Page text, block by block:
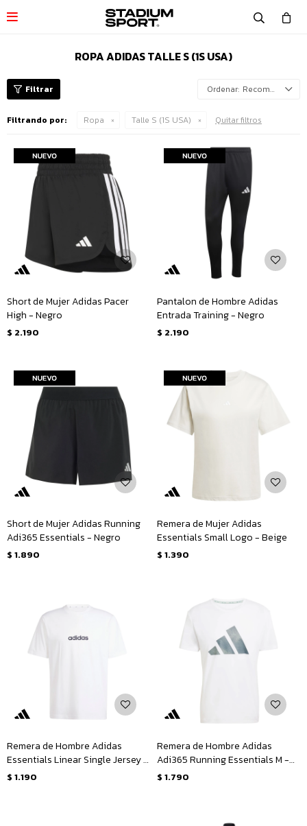

ROPA ADIDAS TALLE S (1S USA)
Recomendados
Filtrando por: Ropa Talle S (1S USA) Quitar filtros
Short de Mujer Adidas Pacer
High - Negro
$ 2.190
Pantalon de Hombre Adidas
Entrada Training - Negro
$ 2.190
Short de Mujer Adidas Running
Adi365 Essentials - Negro
$ 1.890
Remera de Mujer Adidas
Essentials Small Logo - Beige
$ 1.390
Remera de Hombre Adidas
Essentials Linear Single Jersey M
- Blanco - Negro
$ 1.190
Remera de Hombre Adidas
Adi365 Running Essentials M -
Blanco - Plateado
$ 1.790